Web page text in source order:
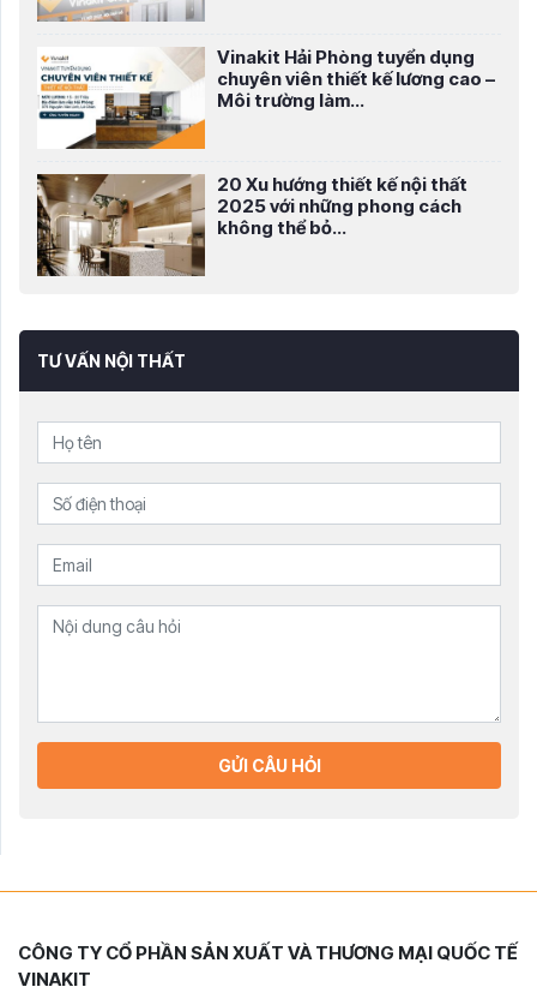
Vinakit Hải Phòng tuyển dụng
chuyên viên thiết kế lương cao –
Môi trường làm...
20 Xu hướng thiết kế nội thất
2025 với những phong cách
không thể bỏ...
TƯ VẤN NỘI THẤT
GỬI CÂU HỎI
CÔNG TY CỔ PHẦN SẢN XUẤT VÀ THƯƠNG MẠI QUỐC TẾ
VINAKIT